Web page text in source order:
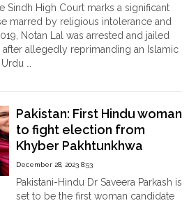
Sindh High Court marks a significant
marred by religious intolerance and
Notan Lal was arrested and jailed
allegedly reprimanding an Islamic
…
Pakistan: First Hindu woman
to fight election from
Khyber Pakhtunkhwa
December 28, 2023 8:53
Pakistani-Hindu Dr Saveera Parkash is
set to be the first woman candidate